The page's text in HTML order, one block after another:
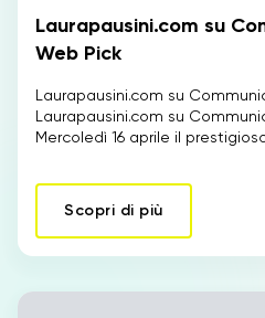
Laurapausini.com su
Web Pick
Laurapausini.com su
Laurapausini.com su
Mercoledì 16 aprile il
Scopri di più